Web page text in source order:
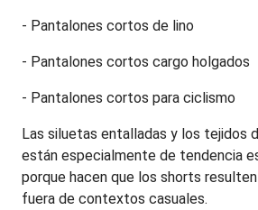
- Pantalones cortos de lino
- Pantalones cortos cargo holgados
- Pantalones cortos para ciclismo
Las siluetas entalladas y los tejidos
están especialmente de tendencia
porque hacen que los shorts
fuera de contextos casuales.